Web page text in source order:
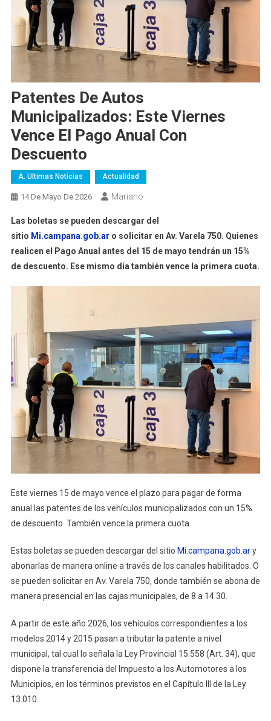
Patentes De Autos
Municipalizados: Este Viernes
Vence El Pago Anual Con
Descuento
A. Ultimas Noticias Actualidad
14 De Mayo De 2026 Mariano
Las boletas se pueden descargar del
sitio Mi.campana.gob.ar o solicitar en Av. Varela 750. Quienes
realicen el Pago Anual antes del 15 de mayo tendrán un 15%
de descuento. Ese mismo día también vence la primera cuota.
Este viernes 15 de mayo vence el plazo para pagar de forma
anual las patentes de los vehículos municipalizados con un 15%
de descuento. También vence la primera cuota.
Estas boletas se pueden descargar del sitio Mi.campana.gob.ary
abonarlas de manera online a través de los canales habilitados. O
se pueden solicitar en Av. Varela 750, donde también se abona de
manera presencial en las cajas municipales, de 8 a 14.30.
A partir de este año 2026, los vehículos correspondientes a los
modelos 2014 y 2015 pasan a tributar la patente a nivel
municipal, tal cual lo señala la Ley Provincial 15.558 (Art. 34), que
dispone la transferencia del Impuesto a los Automotores a los
Municipios, en los términos previstos en el Capítulo III de la Ley
13.010.